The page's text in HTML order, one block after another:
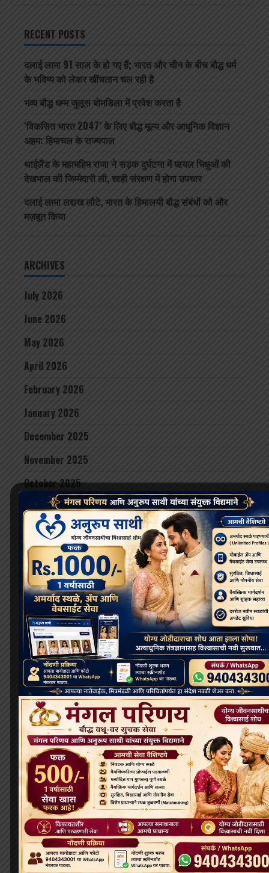
RECENT POSTS
दलाई लामा 91 साल के हो गए हैं; भारत और चीन के बीच बौद्ध धर्म
के भविष्य को लेकर खींचतान चल रही है
भव्य बौद्ध धम्म जुलूस बोमडिला में प्रवेश करता है
‘विकसित भारत 2047’ के लिए बौद्ध मूल्य और आधुनिक विज्ञान
अहम: हिमाचल के राज्यपाल
थाईलैंड के महामहिम राजा ने सड़क दुर्घटना में घायल भिक्षुओं की
देखभाल की जिम्मेदारी ली, शाही संरक्षण में होगा उपचार
दलाई लामा लद्दाख लौटे, भारत के हिमालयी बौद्ध संबंधों को और
मज़बूत किया
ARCHIVES
July 2026
June 2026
May 2026
April 2026
February 2026
January 2026
December 2025
November 2025
October 2025
September 2025
August 2025
July 2025
June 2025
May 2025
April 2025
March 2025
February 2025
January 2025
December 2024
November 2024
October 2024
August 2024
June 2024
May 2024
April 2024